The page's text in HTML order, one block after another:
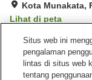
Kota Munakata,
Lihat di peta
Sangat baik
Fasilitas properti
Situs web ini
pengalaman
lintas di situs web
tentang